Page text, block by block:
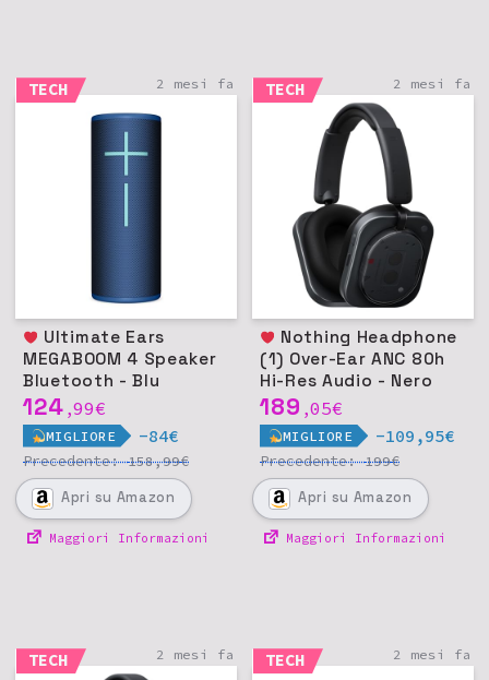
TECH 2 mesi fa
MEGABOOM 4 Speaker
Bluetooth - Blu
124 ,99€
MIGLIORE -84€
Precedente:158,99€
Apri su Amazon
Maggiori Informazioni
TECH 2 mesi fa
(1) Over-Ear ANC 80h
Hi-Res Audio - Nero
189 ,05€
MIGLIORE -109,95€
Precedente:199€
Apri su Amazon
Maggiori Informazioni
TECH 2 mesi fa TECH 2 mesi fa